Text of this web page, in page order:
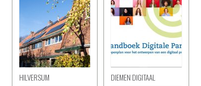
HILVERSUM DIEMEN DIGITAAL